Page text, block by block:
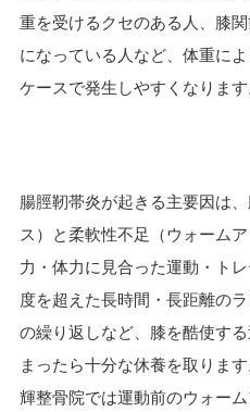
重を受けるクセのある人、膝
になっている人など、体重に
ケースで発生しやすくなります
腸脛靭帯炎が起きる主要因は
ス）と柔軟性不足（ウォーム
力・体力に見合った運動・ト
度を超えた長時間・長距離の
の繰り返しなど、膝を酷使す
まったら十分な休養を取ります
輝整骨院では運動前のウォー